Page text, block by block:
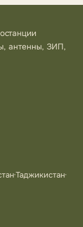
антенны, ЗИП,
·Таджикистан·